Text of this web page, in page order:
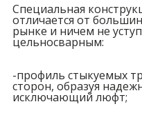
Специальная
отличается от
рынке и ничем не
цельносварным:
-профиль стыкуемых
сторон, образуя
исключающий люфт;